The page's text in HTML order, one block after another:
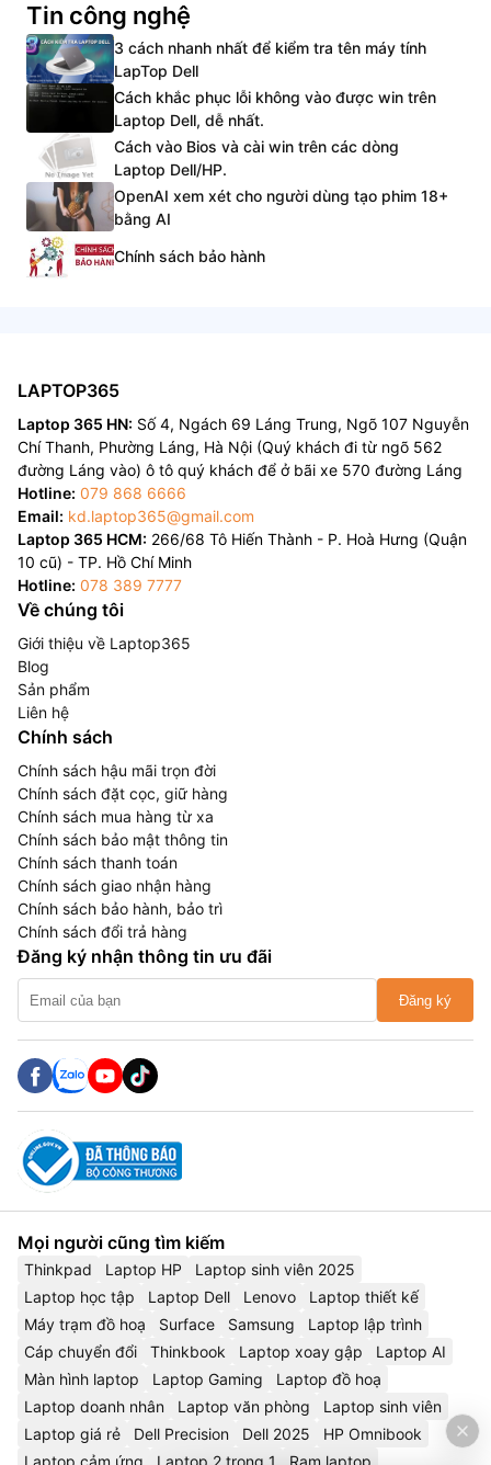
Tin công nghệ
3 cách nhanh nhất để kiểm tra tên máy tính
LapTop Dell
Cách khắc phục lỗi không vào được win trên
Laptop Dell, dễ nhất.
Cách vào Bios và cài win trên các dòng
Laptop Dell/HP.
OpenAI xem xét cho người dùng tạo phim 18+
bằng AI
Chính sách bảo hành
LAPTOP365
Laptop 365 HN: Số 4, Ngách 69 Láng Trung, Ngõ 107 Nguyễn
Chí Thanh, Phường Láng, Hà Nội (Quý khách đi từ ngõ 562
đường Láng vào) ô tô quý khách để ở bãi xe 570 đường Láng
Hotline: 079 868 6666
Email: kd.laptop365@gmail.com
Laptop 365 HCM: 266/68 Tô Hiến Thành - P. Hoà Hưng (Quận
10 cũ) - TP. Hồ Chí Minh
Hotline: 078 389 7777
Về chúng tôi
Giới thiệu về Laptop365
Blog
Sản phẩm
Liên hệ
Chính sách
Chính sách hậu mãi trọn đời
Chính sách đặt cọc, giữ hàng
Chính sách mua hàng từ xa
Chính sách bảo mật thông tin
Chính sách thanh toán
Chính sách giao nhận hàng
Chính sách bảo hành, bảo trì
Chính sách đổi trả hàng
Đăng ký nhận thông tin ưu đãi
Đăng ký
Mọi người cũng tìm kiếm
Thinkpad Laptop HP
Laptop sinh viên 2025
Laptop học tập
Laptop Dell Lenovo
Laptop thiết kế
Máy trạm đồ hoạ
Surface Samsung
Laptop lập trình
Cáp chuyển đổi
Thinkbook Laptop xoay gập
Laptop AI
Màn hình laptop
Laptop Gaming
Laptop đồ hoạ
Laptop doanh nhân
Laptop văn phòng
Laptop sinh viên
Laptop giá rẻ
Dell Precision Dell 2025
HP Omnibook